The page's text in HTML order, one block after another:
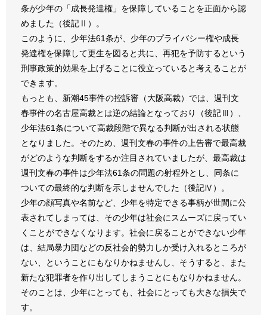
条が少年の「成長発達権」を保障していることを正面から認
めました（後記Ⅱ）。
このように、少年法61条が、少年のプライバシー権や成長
発達権を保障して更生を図ると共に、再犯を予防するという
刑事政策的効果を上げることに役立っていると考えることが
できます。
もっとも、新潮45事件の控訴審（大阪高裁）では、週刊文
春事件の名古屋高裁とは逆の結論となっており（後記Ⅲ）、
少年法61条について高裁段階で異なる判断が出される状態
となりました。そのため、週刊文春の事件の上告審で最高裁
がどのような判断をするか注目されていましたが、最高裁は
週刊文春の事件は少年法61条の問題の射程外とし、同条に
ついての最終的な判断を示しませんでした（後記Ⅳ）。
少年の顔写真や名前など、少年を特定できる事柄が世間に公
表されてしまっては、その少年は社会にスムーズに戻ってい
くことができなくなります。社会に戻ることができない少年
は、結局暴力団などの反社会的勢力しか受け入れるところが
ない、ということにもなりかねませんし、そうすると、また
新たな犯罪者を作り出してしまうことにもなりかねません。
そのことは、少年にとっても、社会にとっても大きな損失で
す。